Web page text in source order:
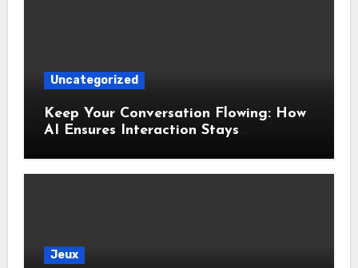
Uncategorized
Keep Your Conversation Flowing: How
AI Ensures Interaction Stays
Jeux